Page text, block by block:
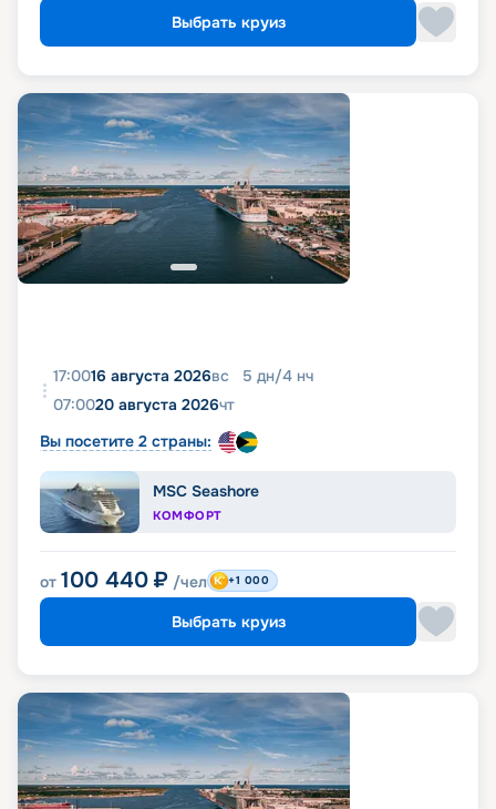
Выбрать круиз
17:0016 августа 2026вс 5 дн/4 нч
07:0020 августа 2026чт
Вы посетите 2 страны:
MSC Seashore
КОМФОРТ
от 100 440 ₽ /чел +1 000
Выбрать круиз